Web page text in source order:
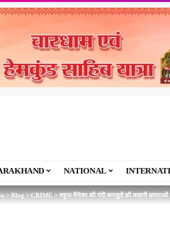
NATIONAL
>Blog>CRIME>स्कूल मैनेजर की गंदी करतूतों की कहानी छात्राओं